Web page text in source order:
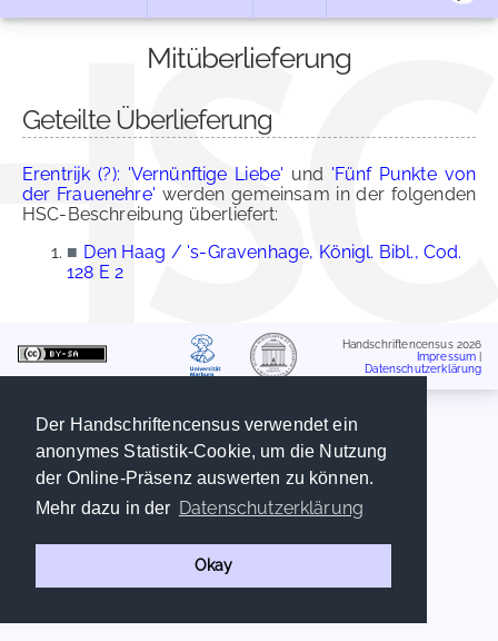
Der Handschriftencensus verwendet ein
anonymes Statistik-Cookie, um die Nutzung
der Online-Präsenz auswerten zu können.
Mehr dazu in der Datenschutzerklärung
Okay
Mitüberlieferung
Geteilte Überlieferung
Erentrijk (?): 'Vernünftige Liebe' und 'Fünf Punkte von
der Frauenehre' werden gemeinsam in der folgenden
HSC-Beschreibung überliefert:
■ Den Haag / 's-Gravenhage, Königl. Bibl., Cod.
128 E 2
Handschriftencensus 2026
Impressum
Datenschutzerklärung